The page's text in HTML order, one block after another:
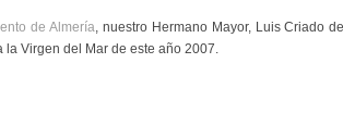
de Almería, nuestro Hermano Mayor, Luis Criado
Virgen del Mar de este año 2007.